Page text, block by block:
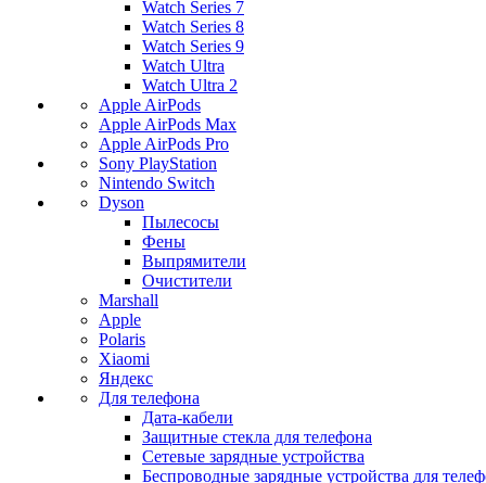
Watch Series 7
Watch Series 8
Watch Series 9
Watch Ultra
Watch Ultra 2
Apple AirPods
Apple AirPods Max
Apple AirPods Pro
Sony PlayStation
Nintendo Switch
Dyson
Пылесосы
Фены
Выпрямители
Очистители
Marshall
Apple
Polaris
Xiaomi
Яндекс
Для телефона
Дата-кабели
Защитные стекла для телефона
Сетевые зарядные устройства
Беспроводные зарядные устройства для